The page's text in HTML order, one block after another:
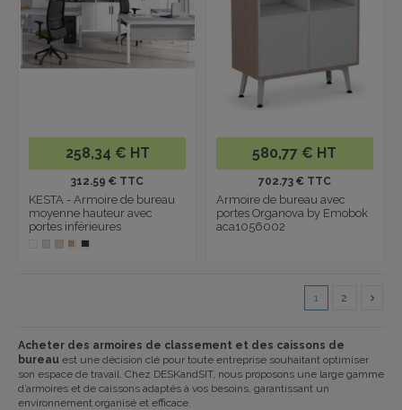
258,34 € HT
312.59 € TTC
KESTA - Armoire de bureau
moyenne hauteur avec
portes inférieures
580,77 € HT
702.73 € TTC
Armoire de bureau avec
portes Organova by Emobok
aca1056002
1 2
Acheter des armoires de classement et des caissons de
bureau est une décision clé pour toute entreprise souhaitant optimiser
son espace de travail. Chez DESKandSIT, nous proposons une large gamme
d’armoires et de caissons adaptés à vos besoins, garantissant un
environnement organisé et efficace.